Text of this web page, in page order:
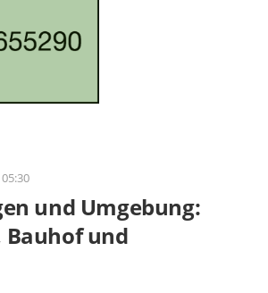
und Umgebung:
Bauhof und